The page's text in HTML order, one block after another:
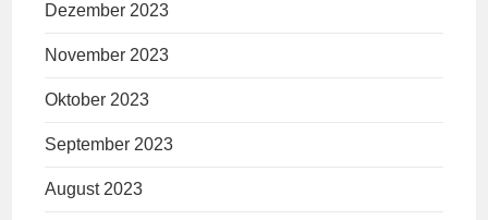
Dezember 2023
November 2023
Oktober 2023
September 2023
August 2023